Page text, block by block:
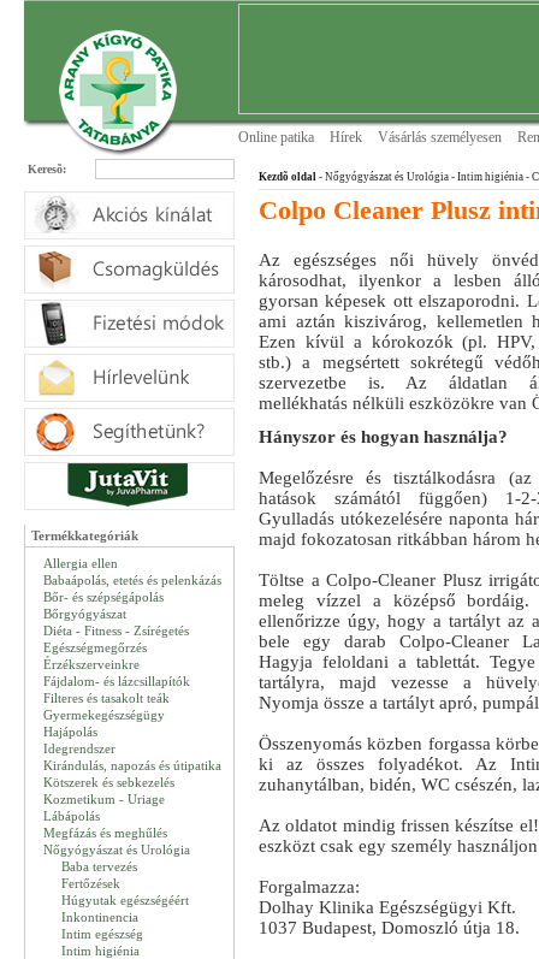
Online patika Hírek Vásárlás személyesen
Keresõ:
Termékkategóriák
Allergia ellen
Babaápolás, etetés és pelenkázás
Bőr- és szépségápolás
Bőrgyógyászat
Diéta - Fitness - Zsírégetés
Egészségmegőrzés
Érzékszerveinkre
Fájdalom- és lázcsillapítók
Filteres és tasakolt teák
Gyermekegészségügy
Hajápolás
Idegrendszer
Kirándulás, napozás és útipatika
Kötszerek és sebkezelés
Kozmetikum - Uriage
Lábápolás
Megfázás és meghűlés
Nőgyógyászat és Urológia
Baba tervezés
Fertőzések
Húgyutak egészségéért
Inkontinencia
Intim egészség
Intim higiénia
Kezdõ oldal - Nőgyógyászat és Urológia - Intim higiénia -
Colpo Cleaner Plusz
Az egészséges női hüvely
károsodhat, ilyenkor a lesben
gyorsan képesek ott elszaporodni.
ami aztán kiszivárog, kellemetlen
Ezen kívül a kórokozók (pl. HPV,
stb.) a megsértett sokrétegű
szervezetbe is. Az áldatlan
mellékhatás nélküli eszközökre van
Hányszor és hogyan használja?
Megelőzésre és tisztálkodásra
hatások számától függően) 1-
Gyulladás utókezelésére naponta
majd fokozatosan ritkábban három
Töltse a Colpo-Cleaner Plusz
meleg vízzel a középső bordáig.
ellenőrizze úgy, hogy a tartályt az
bele egy darab Colpo-Cleaner
Hagyja feloldani a tablettát.
tartályra, majd vezesse a
Nyomja össze a tartályt apró,
Összenyomás közben forgassa
ki az összes folyadékot. Az
zuhanytálban, bidén, WC csészén,
Az oldatot mindig frissen készítse
eszközt csak egy személy
Forgalmazza:
Dolhay Klinika Egészségügyi Kft.
1037 Budapest, Domoszló útja 18.